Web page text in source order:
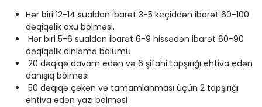
Hər biri 12-14 sualdan ibarət 3-5 keçiddən ibarət 60-100
dəqiqəlik oxu bölməsi.
Hər biri 5-6 sualdan ibarət 6-9 hissədən ibarət 60-90
dəqiqəlik dinləmə bölümü
20 dəqiqə davam edən və 6 şifahi tapşırığı ehtiva edən
danışıq bölməsi
50 dəqiqə çəkən və tamamlanması üçün 2 tapşırığı
ehtiva edən yazı bölməsi